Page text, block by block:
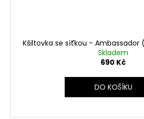
Kšiltovka se síťkou -
Skladem
690 Kč
DO KOŠÍKU